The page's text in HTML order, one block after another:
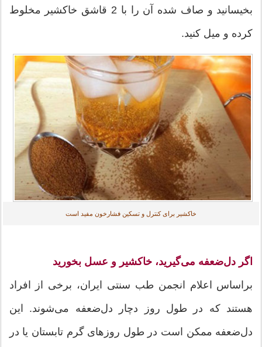
بخیسانید و صاف شده آن را با 2 قاشق خاکشیر مخلوط
کرده و میل کنید.
خاکشیر برای کنترل و تسکین فشارخون مفید است
اگر دل‌ضعفه می‌گیرید، خاکشیر و عسل بخورید
براساس اعلام انجمن طب سنتی ایران، برخی از افراد
هستند که در طول روز دچار دل‌ضعفه می‌شوند. این
دل‌ضعفه ممکن است در طول روزهای گرم تابستان یا در